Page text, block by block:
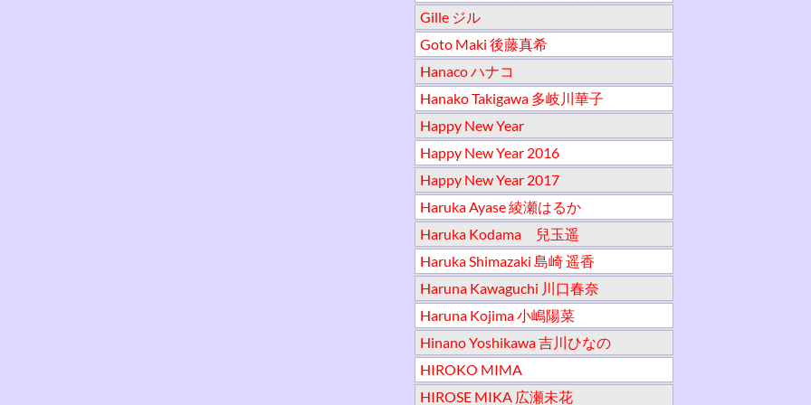
Gille ジル
Goto Maki 後藤真希
Hanaco ハナコ
Hanako Takigawa 多岐川華子
Happy New Year
Happy New Year 2016
Happy New Year 2017
Haruka Ayase 綾瀬はるか
Haruka Kodama 兒玉遥
Haruka Shimazaki 島崎 遥香
Haruna Kawaguchi 川口春奈
Haruna Kojima 小嶋陽菜
Hinano Yoshikawa 吉川ひなの
HIROKO MIMA
HIROSE MIKA 広瀬未花